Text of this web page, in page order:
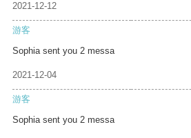
2021-12-12
游客
Sophia sent you 2 messa
2021-12-04
游客
Sophia sent you 2 messa